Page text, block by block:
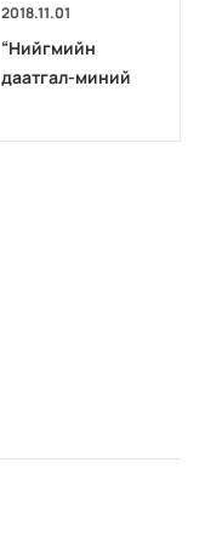
2018.11.01
“Нийгмийн
даатгал-миний